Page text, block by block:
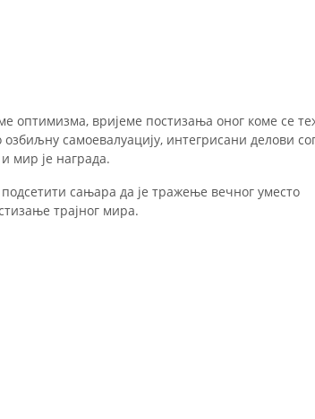
оптимизма, вријеме постизања оног коме се
самоевалуацију, интегрисани делови
мир је награда.
сањара да је тражење вечног уместо
трајног мира.